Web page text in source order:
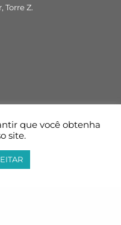
Torre Z.
que você obtenha
site.